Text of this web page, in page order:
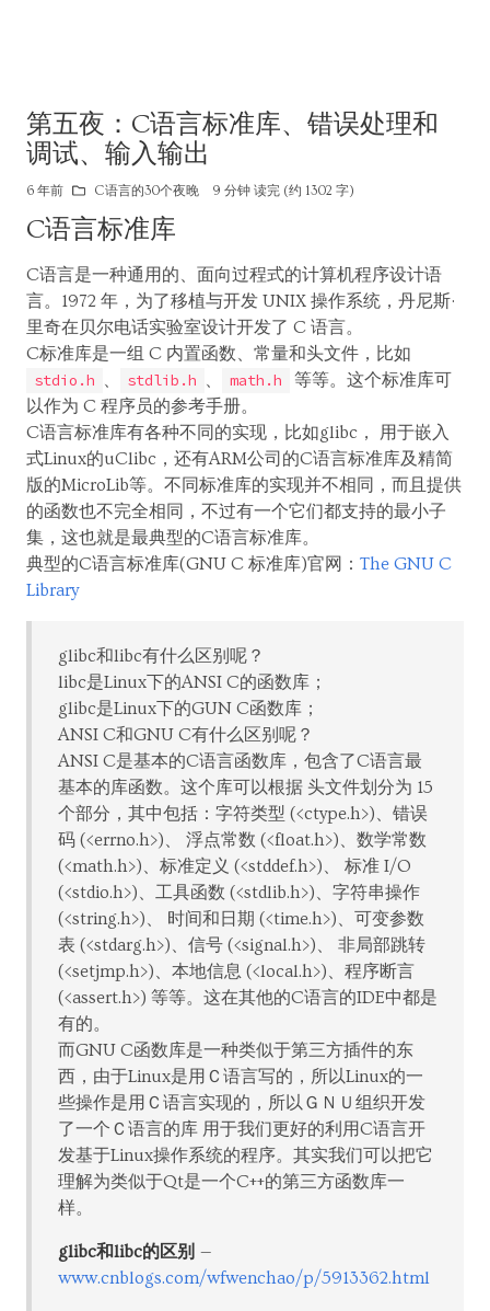
第五夜：C语言标准库、错误处理和
调试、输入输出
6 年前 C语言的30个夜晚 9 分钟 读完 (约 1302 字)
C语言标准库
C语言是一种通用的、面向过程式的计算机程序设计语
言。1972 年，为了移植与开发 UNIX 操作系统，丹尼斯·
里奇在贝尔电话实验室设计开发了 C 语言。
C标准库是一组 C 内置函数、常量和头文件，比如
stdio.h 、 stdlib.h 、 math.h
等等。这个标准库可
以作为 C 程序员的参考手册。
C语言标准库有各种不同的实现，比如glibc， 用于嵌入
式Linux的uClibc，还有ARM公司的C语言标准库及精简
版的MicroLib等。不同标准库的实现并不相同，而且提供
的函数也不完全相同，不过有一个它们都支持的最小子
集，这也就是最典型的C语言标准库。
典型的C语言标准库(GNU C 标准库)官网： The GNU C
Library
glibc和libc有什么区别呢？
libc是Linux下的ANSI C的函数库；
glibc是Linux下的GUN C函数库；
ANSI C和GNU C有什么区别呢？
ANSI C是基本的C语言函数库，包含了C语言最
基本的库函数。这个库可以根据 头文件划分为 15
个部分，其中包括：字符类型 (<ctype.h>)、错误
码 (<errno.h>)、 浮点常数 (<float.h>)、数学常数
(<math.h>)、标准定义 (<stddef.h>)、 标准 I/O
(<stdio.h>)、工具函数 (<stdlib.h>)、字符串操作
(<string.h>)、 时间和日期 (<time.h>)、可变参数
表 (<stdarg.h>)、信号 (<signal.h>)、 非局部跳转
(<setjmp.h>)、本地信息 (<local.h>)、程序断言
(<assert.h>) 等等。这在其他的C语言的IDE中都是
有的。
而GNU C函数库是一种类似于第三方插件的东
西，由于Linux是用Ｃ语言写的，所以Linux的一
些操作是用Ｃ语言实现的，所以ＧＮＵ组织开发
了一个Ｃ语言的库 用于我们更好的利用C语言开
发基于Linux操作系统的程序。其实我们可以把它
理解为类似于Qt是一个C++的第三方函数库一
样。
glibc和libc的区别
www.cnblogs.com/wfwenchao/p/5913362.html